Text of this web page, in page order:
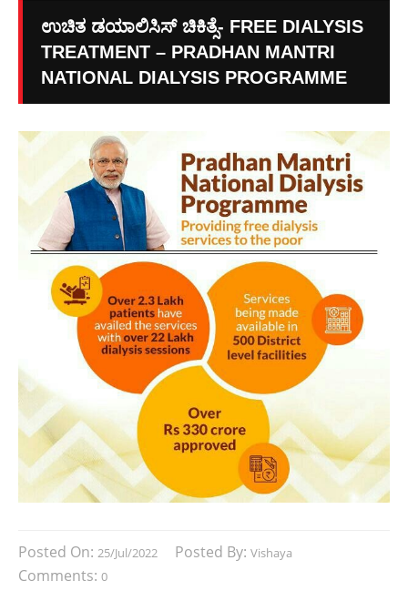
ಉಚಿತ ಡಯಾಲಿಸಿಸ್ ಚಿಕಿತ್ಸೆ- FREE DIALYSIS
TREATMENT – PRADHAN MANTRI
NATIONAL DIALYSIS PROGRAMME
Posted On: 25/Jul/2022 Posted By: Vishaya
Comments: 0